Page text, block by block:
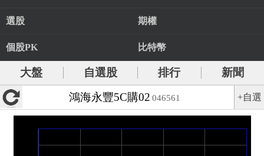
選股 期權
個股PK 比特幣
大盤 自選股 排行
新聞
鴻海永豐5C購02 046561 +自選